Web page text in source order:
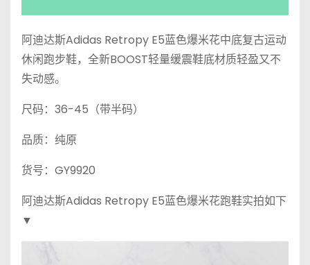
阿迪达斯Adidas Retropy E5蓝色爆米花中底复古运动
休闲跑步鞋，全新BOOST轻量缓震鞋底材质轻盈又不
失动感。
尺码：36-45（带半码）
品质：纯原
货号：GY9920
阿迪达斯Adidas Retropy E5蓝色爆米花跑鞋实拍如下
▼